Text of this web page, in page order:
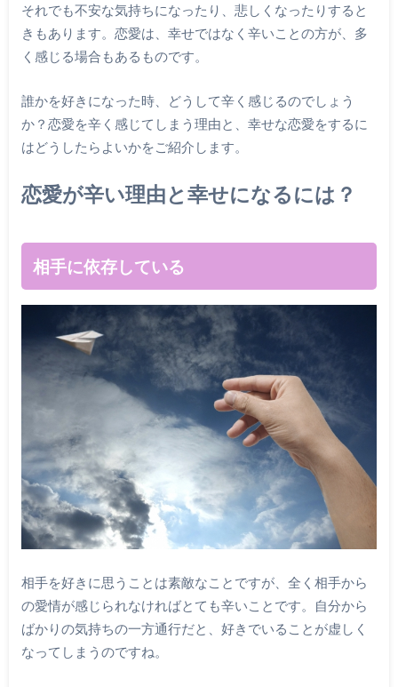
それでも不安な気持ちになったり、悲しくなったりすると
きもあります。恋愛は、幸せではなく辛いことの方が、多
く感じる場合もあるものです。
誰かを好きになった時、どうして辛く感じるのでしょう
か？恋愛を辛く感じてしまう理由と、幸せな恋愛をするに
はどうしたらよいかをご紹介します。
恋愛が辛い理由と幸せになるには？
相手に依存している
相手を好きに思うことは素敵なことですが、全く相手から
の愛情が感じられなければとても辛いことです。自分から
ばかりの気持ちの一方通行だと、好きでいることが虚しく
なってしまうのですね。